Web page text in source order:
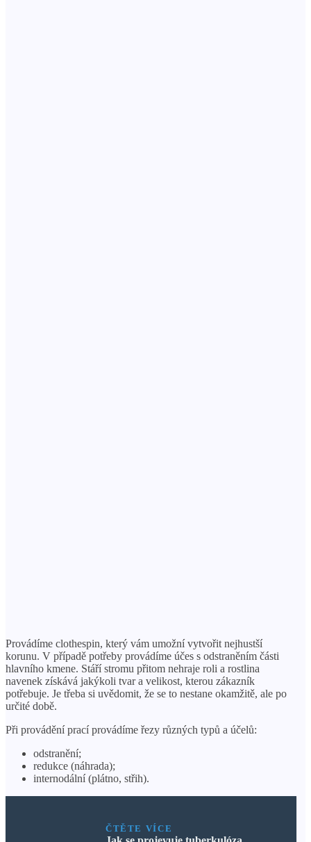
Provádíme clothespin, který vám umožní vytvořit nejhustší
korunu. V případě potřeby provádíme účes s odstraněním části
hlavního kmene. Stáří stromu přitom nehraje roli a rostlina
navenek získává jakýkoli tvar a velikost, kterou zákazník
potřebuje. Je třeba si uvědomit, že se to nestane okamžitě, ale po
určité době.
Při provádění prací provádíme řezy různých typů a účelů:
odstranění;
redukce (náhrada);
internodální (plátno, střih).
ČTĚTE VÍCE